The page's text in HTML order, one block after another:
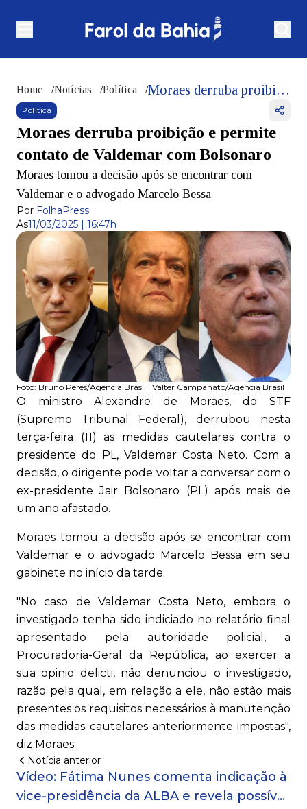
Home /Notícias /Política / Moraes derruba proibição e permite contato de Valdemar com Bolsonaro
Política
Moraes derruba proibição e permite
contato de Valdemar com Bolsonaro
Moraes tomou a decisão após se encontrar com
Valdemar e o advogado Marcelo Bessa
Por FolhaPress
Às11/03/2025 | 16:47h
Foto: Bruno Peres/Agência Brasil | Valter Campanato/Agência Brasil
O ministro Alexandre de Moraes, do STF
(Supremo Tribunal Federal), derrubou nesta
terça-feira (11) as medidas cautelares contra o
presidente do PL, Valdemar Costa Neto. Com a
decisão, o dirigente pode voltar a conversar com o
ex-presidente Jair Bolsonaro (PL) após mais de
um ano afastado.
Moraes tomou a decisão após se encontrar com
Valdemar e o advogado Marcelo Bessa em seu
gabinete no início da tarde.
"No caso de Valdemar Costa Neto, embora o
investigado tenha sido indiciado no relatório final
apresentado pela autoridade policial, a
Procuradoria-Geral da República, ao exercer a
sua opinio delicti, não denunciou o investigado,
razão pela qual, em relação a ele, não estão mais
presentes os requisitos necessários à manutenção
das medidas cautelares anteriormente impostas",
diz Moraes.
Notícia anterior
Vídeo: Fátima Nunes comenta indicação à
vice-presidência da ALBA e revela possível